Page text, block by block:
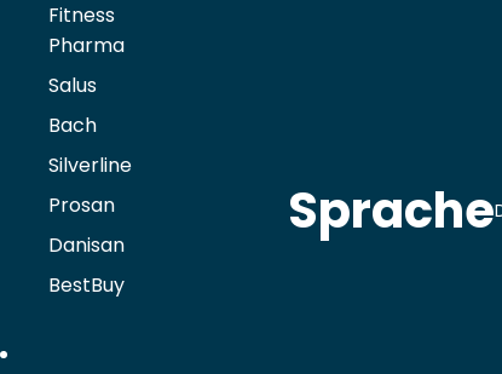
Fitness
Pharma
Salus
Bach
Silverline
Prosan
Danisan
BestBuy
Sprache